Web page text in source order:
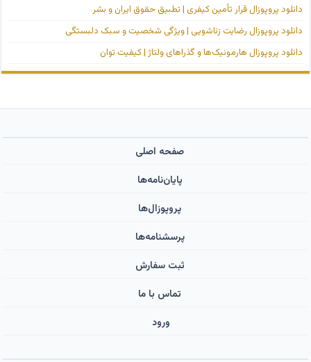
دانلود پروپوزال قرار تأمین کیفری | تطبیق حقوق ایران و بشر
دانلود پروپوزال رضایت زناشویی | ویژگی شخصیت و سبک دلبستگی
دانلود پروپوزال هارمونیک‌ها و گذراهای ولتاژ | کیفیت توان
صفحه اصلی
پایان‌نامه‌ها
پروپوزال‌ها
پرسشنامه‌ها
ثبت سفارش
تماس با ما
ورود ‌